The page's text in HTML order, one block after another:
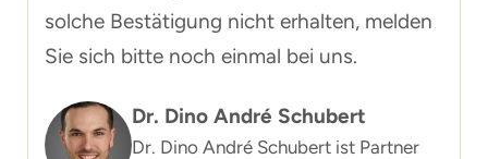
solche Bestätigung nicht erhalten, melden
Sie sich bitte noch einmal bei uns.
Dr. Dino André Schubert
Dr. Dino André Schubert ist Partner